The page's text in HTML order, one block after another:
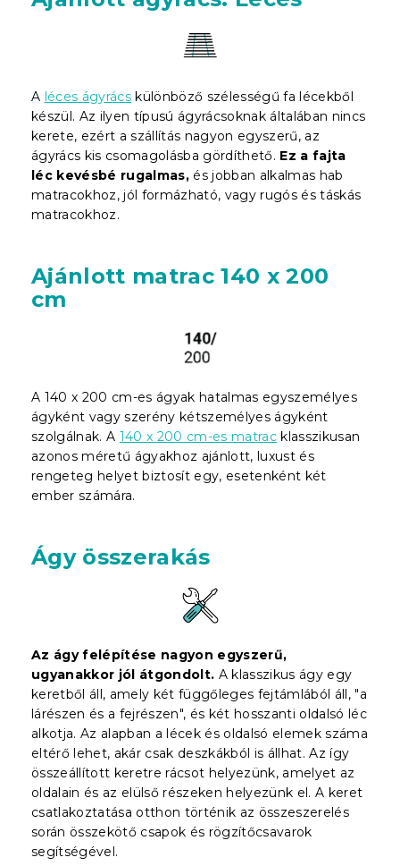
A léces ágyrács különböző szélességű fa lécekből
készül. Az ilyen típusú ágyrácsoknak általában nincs
kerete, ezért a szállítás nagyon egyszerű, az
ágyrács kis csomagolásba gördíthető. Ez a fajta
léc kevésbé rugalmas, és jobban alkalmas hab
matracokhoz, jól formázható, vagy rugós és táskás
matracokhoz.
Ajánlott matrac 140 x 200
cm
A 140 x 200 cm-es ágyak hatalmas egyszemélyes
ágyként vagy szerény kétszemélyes ágyként
szolgálnak. A 140 x 200 cm-es matrac klasszikusan
azonos méretű ágyakhoz ajánlott, luxust és
rengeteg helyet biztosít egy, esetenként két
ember számára.
Ágy összerakás
Az ágy felépítése nagyon egyszerű,
ugyanakkor jól átgondolt. A klasszikus ágy egy
keretből áll, amely két függőleges fejtámlából áll, "a
lárészen és a fejrészen", és két hosszanti oldalsó léc
alkotja. Az alapban a lécek és oldalsó elemek száma
eltérő lehet, akár csak deszkákból is állhat. Az így
összeállított keretre rácsot helyezünk, amelyet az
oldalain és az elülső részeken helyezünk el. A keret
csatlakoztatása otthon történik az összeszerelés
során összekötő csapok és rögzítőcsavarok
segítségével.